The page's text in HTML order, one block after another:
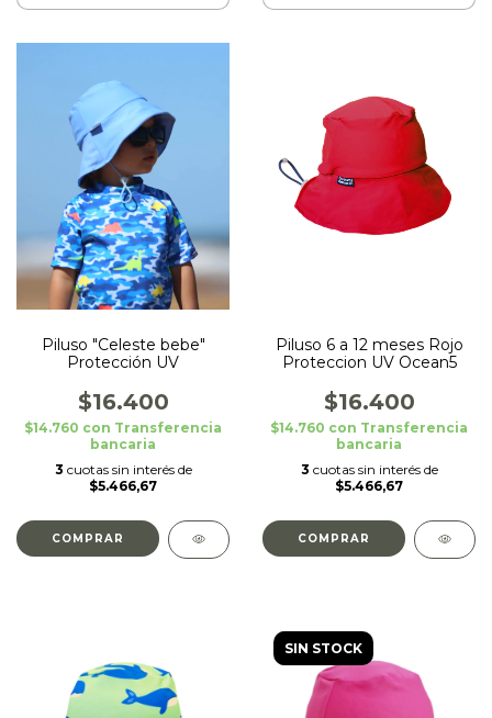
Piluso "Celeste bebe"
Protección UV
$16.400
$14.760 con Transferencia
bancaria
3 cuotas sin interés de
$5.466,67
COMPRAR
Piluso 6 a 12 meses Rojo
Proteccion UV Ocean5
$16.400
$14.760 con Transferencia
bancaria
3 cuotas sin interés de
$5.466,67
SIN STOCK